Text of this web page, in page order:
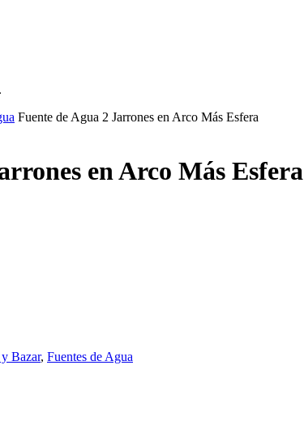
Fuente de Agua 2 Jarrones en Arco Más Esfera
en Arco Más Esfera
Bazar, Fuentes de Agua